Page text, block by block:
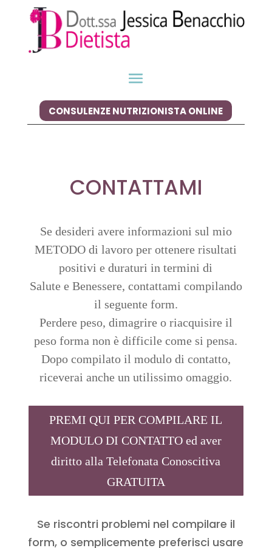
CONSULENZE NUTRIZIONISTA ONLINE
CONTATTAMI
Se desideri avere informazioni sul mio
METODO di lavoro per ottenere risultati
positivi e duraturi in termini di
Salute e Benessere, contattami compilando
il seguente form.
Perdere peso, dimagrire o riacquisire il
peso forma non è difficile come si pensa.
Dopo compilato il modulo di contatto,
riceverai anche un utilissimo omaggio.
PREMI QUI PER COMPILARE IL
MODULO DI CONTATTO ed aver
diritto alla Telefonata Conoscitiva
GRATUITA
Se riscontri problemi nel compilare il
form, o semplicemente preferisci usare